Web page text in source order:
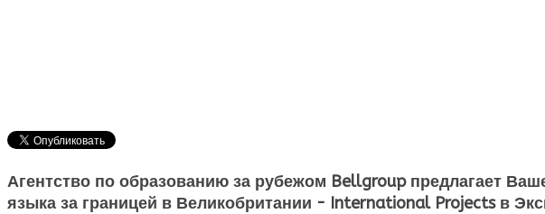
Агентство по образованию за рубежом Bellgroup предлагает
языка за границей в Великобритании - International Projects в